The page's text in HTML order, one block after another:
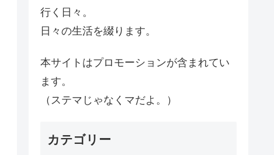
行く日々。
日々の生活を綴ります。
本サイトはプロモーションが含まれてい
ます。
（ステマじゃなくマだよ。）
カテゴリー